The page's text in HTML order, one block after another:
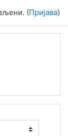
(Пријава)